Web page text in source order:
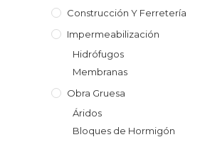
Construcción Y Ferretería
Impermeabilización
Hidrófugos
Membranas
Obra Gruesa
Áridos
Bloques de Hormigón